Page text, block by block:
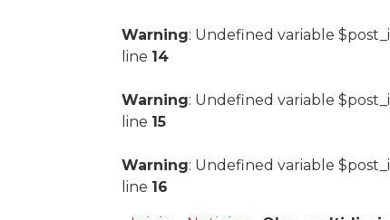
Warning: Undefined variable
line 14
Warning: Undefined variable
line 15
Warning: Undefined variable
line 16